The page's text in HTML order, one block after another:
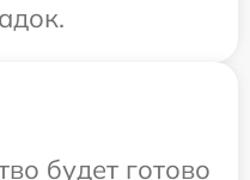
будет готово